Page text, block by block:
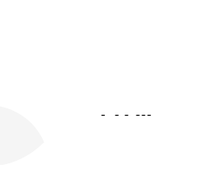
- - - ---